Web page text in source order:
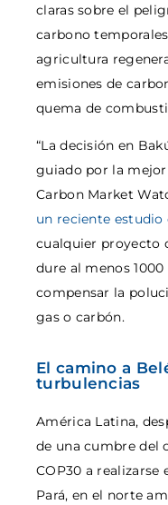
claras sobre el
carbono
agricultura
emisiones de
quema de
“La decisión en
guiado por la mejor
Carbon Market
un reciente
cualquier proyecto
dure al menos
compensar la
gas o carbón.
El camino a
turbulencias
América Latina,
de una cumbre del
COP30 a realizarse
Pará, en el norte